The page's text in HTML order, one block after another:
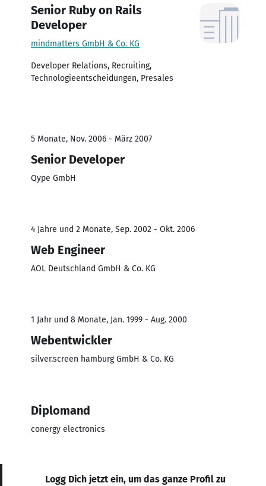
Senior Ruby on Rails
Developer
mindmatters GmbH & Co. KG
Developer Relations, Recruiting,
Technologieentscheidungen, Presales
5 Monate, Nov. 2006 - März 2007
Senior Developer
Qype GmbH
4 Jahre und 2 Monate, Sep. 2002 - Okt. 2006
Web Engineer
AOL Deutschland GmbH & Co. KG
1 Jahr und 8 Monate, Jan. 1999 - Aug. 2000
Webentwickler
silver.screen hamburg GmbH & Co. KG
Diplomand
conergy electronics
Logg Dich jetzt ein, um das ganze Profil zu